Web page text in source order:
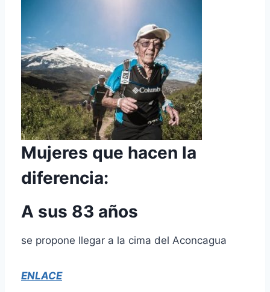
Mujeres que hacen la
diferencia:
A sus 83 años
se propone llegar a la cima del Aconcagua
ENLACE